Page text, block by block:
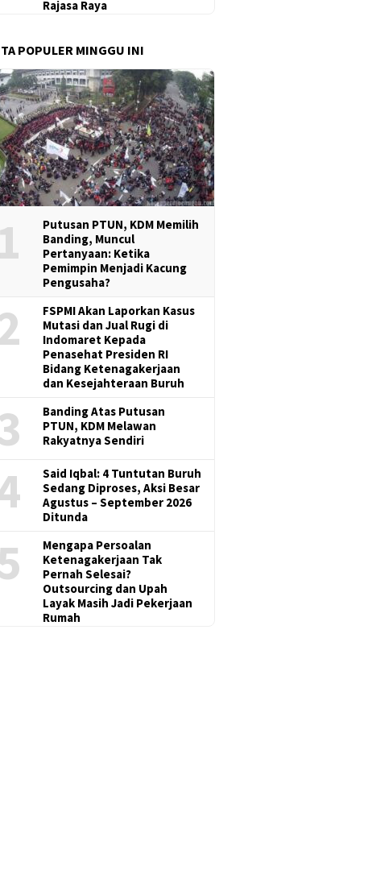
Rajasa Raya
POPULER MINGGU INI
1
Putusan PTUN, KDM Memilih
Banding, Muncul
Pertanyaan: Ketika
Pemimpin Menjadi Kacung
Pengusaha?
FSPMI Akan Laporkan Kasus
Mutasi dan Jual Rugi di
Indomaret Kepada
Penasehat Presiden RI
Bidang Ketenagakerjaan
dan Kesejahteraan Buruh
Banding Atas Putusan
PTUN, KDM Melawan
Rakyatnya Sendiri
Said Iqbal: 4 Tuntutan Buruh
Sedang Diproses, Aksi Besar
Agustus – September 2026
Ditunda
Mengapa Persoalan
Ketenagakerjaan Tak
Pernah Selesai?
Outsourcing dan Upah
Layak Masih Jadi Pekerjaan
Rumah